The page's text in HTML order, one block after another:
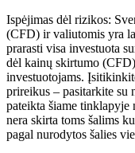
Ispėjimas dėl rizikos:
(CFD) ir valiutomis yra
prarasti visa investuota
dėl kainų skirtumo
investuotojams.
prireikus – pasitarkite su
pateikta šiame tinklapyje
nera skirta toms šalims
pagal nurodytos šalies